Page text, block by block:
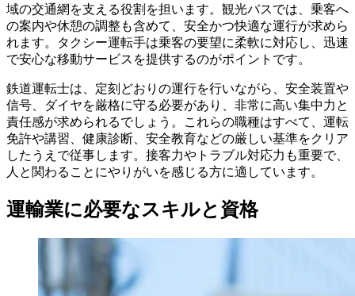
域の交通網を支える役割を担います。観光バスでは、乗客へ
の案内や休憩の調整も含めて、安全かつ快適な運行が求めら
れます。タクシー運転手は乗客の要望に柔軟に対応し、迅速
で安心な移動サービスを提供するのがポイントです。
鉄道運転士は、定刻どおりの運行を行いながら、安全装置や
信号、ダイヤを厳格に守る必要があり、非常に高い集中力と
責任感が求められるでしょう。これらの職種はすべて、運転
免許や講習、健康診断、安全教育などの厳しい基準をクリア
したうえで従事します。接客力やトラブル対応力も重要で、
人と関わることにやりがいを感じる方に適しています。
運輸業に必要なスキルと資格